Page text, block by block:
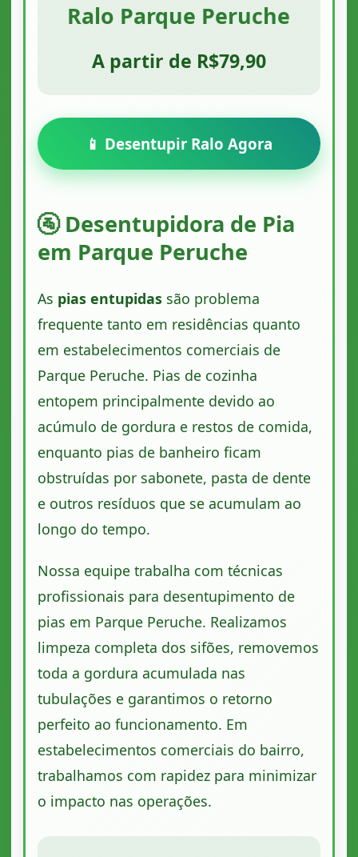
Ralo Parque Peruche
A partir de R$79,90
📱 Desentupir Ralo Agora
🚰 Desentupidora de Pia
em Parque Peruche
As pias entupidassão problema
frequente tanto em residências quanto
em estabelecimentos comerciais de
Parque Peruche. Pias de cozinha
entopem principalmente devido ao
acúmulo de gordura e restos de comida,
enquanto pias de banheiro ficam
obstruídas por sabonete, pasta de dente
e outros resíduos que se acumulam ao
longo do tempo.
Nossa equipe trabalha com técnicas
profissionais para desentupimento de
pias em Parque Peruche. Realizamos
limpeza completa dos sifões, removemos
toda a gordura acumulada nas
tubulações e garantimos o retorno
perfeito ao funcionamento. Em
estabelecimentos comerciais do bairro,
trabalhamos com rapidez para minimizar
o impacto nas operações.